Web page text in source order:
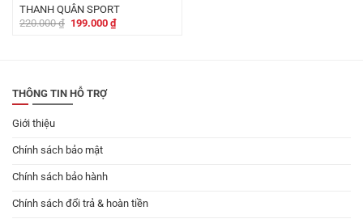
THANH QUÂN SPORT
220.000₫ Giá
199.000 ₫Giá
hiện
THÔNG TIN HỖ TRỢ
Giới thiệu
Chính sách bảo mật
Chính sách bảo hành
Chính sách đổi trả & hoàn tiền